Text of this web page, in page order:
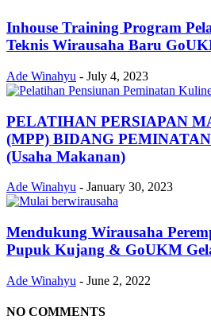
Inhouse Training Program
Teknis Wirausaha Baru
Ade Winahyu - July 4, 2023
PELATIHAN PERSIAPAN
(MPP) BIDANG
(Usaha Makanan)
Ade Winahyu - January 30, 2023
Mendukung Wirausaha
Pupuk Kujang & GoUKM
Ade Winahyu - June 2, 2022
NO COMMENTS